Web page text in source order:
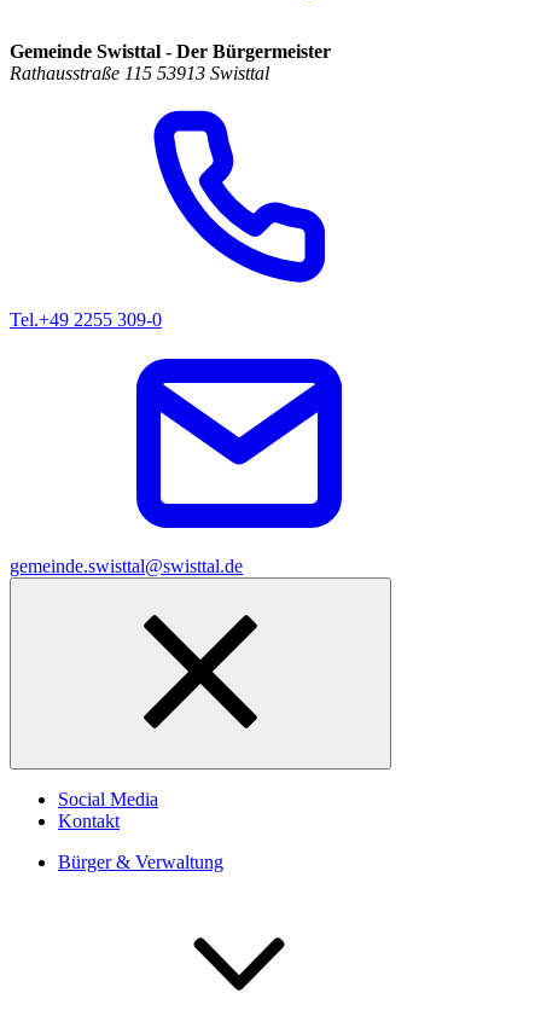
Gemeinde Swisttal - Der Bürgermeister
Rathausstraße 115 53913 Swisttal
Tel.+49 2255 309-0
gemeinde.swisttal@swisttal.de
Social Media
Kontakt
Bürger & Verwaltung